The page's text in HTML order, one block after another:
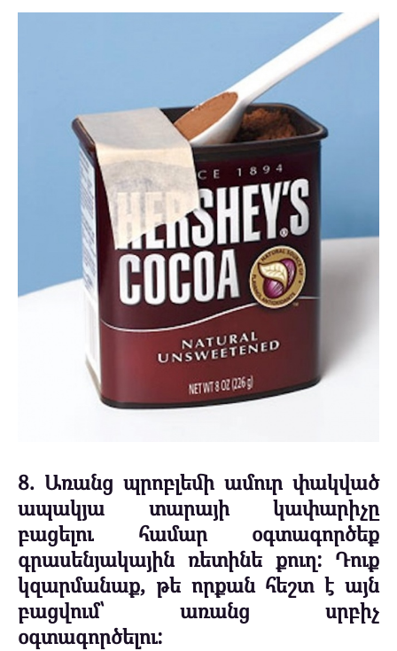
8. Առանց պրոբլեմի ամուր փակված
ապակյա տարայի կափարիչը
բացելու համար օգտագործեք
գրասենյակային ռետինե քուղ: Դուք
կզարմանաք, թե որքան հեշտ է այն
բացվում՝ առանց սրբիչ
օգտագործելու: